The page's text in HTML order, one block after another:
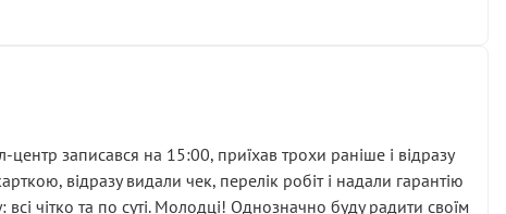
та бажання повертатися.
записався на 15:00, приїхав трохи раніше і відразу
відразу видали чек, перелік робіт і надали гарантію
чітко та по суті. Молодці! Однозначно буду радити своїм